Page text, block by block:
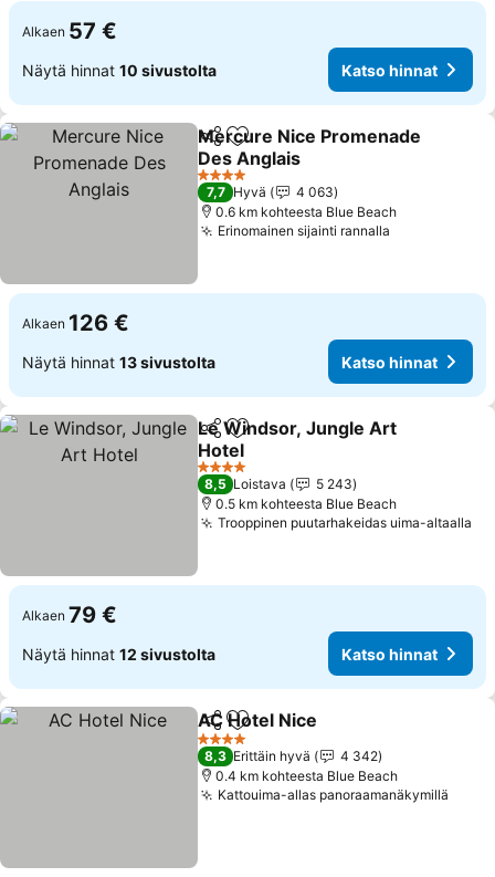
Alkaen 57 €
Näytä hinnat 10 sivustolta Katso hinnat
Jaa Lisää suosikkeihin
Mercure Nice Promenade
Des Anglais
Katso hinnat
4 Tähtiluokitus
7,7 Hyvä
4 063
0.6 km kohteesta Blue Beach
Erinomainen sijainti rannalla
Alkaen 126 €
Näytä hinnat 13 sivustolta Katso hinnat
Jaa Lisää suosikkeihin
Le Windsor, Jungle Art
Hotel
Katso hinnat
4 Tähtiluokitus
8,5 Loistava
5 243
0.5 km kohteesta Blue Beach
Trooppinen puutarhakeidas uima-altaalla
Alkaen 79 €
Näytä hinnat 12 sivustolta Katso hinnat
Jaa Lisää suosikkeihin
AC Hotel Nice
4 Tähtiluokitus
8,3 Erittäin hyvä
4 342
0.4 km kohteesta Blue Beach
Kattouima-allas panoraamanäkymillä